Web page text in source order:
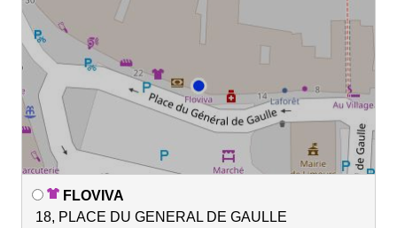
FLOVIVA
18, PLACE DU GENERAL DE GAULLE